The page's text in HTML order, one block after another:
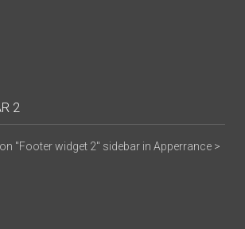
2
"Footer widget 2" sidebar in Apperrance >